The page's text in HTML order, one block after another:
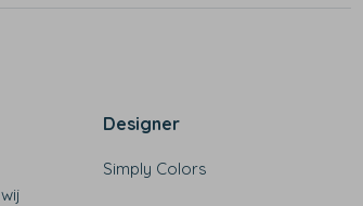
Designer
Simply Colors